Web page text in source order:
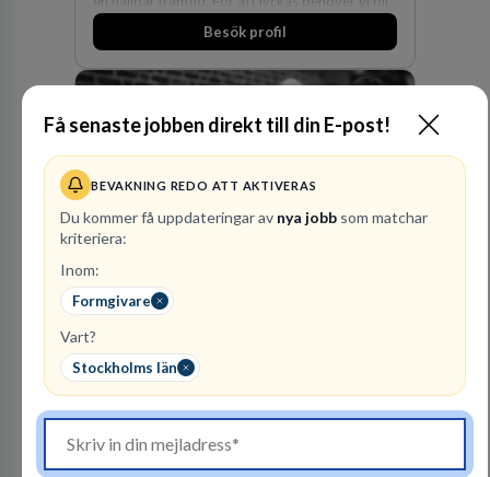
Få senaste jobben direkt till din E-post!
BEVAKNING REDO ATT AKTIVERAS
Du kommer få uppdateringar av nya jobb som matchar
kriteriera:
Inom:
Formgivare
Vart?
Stockholms län
fler medarbetare som vill göra skillnad.
Besök profil
2
Vår kombination av immaterialrätt och
affärsjuridik gör oss till förstahandsvalet som
affärsjuridisk advokatbyrå och rådgivare för
kunskapsintensiva och idédrivna företag. Vår
expertis inom IP-tillgångar har gett oss en
Besök profil